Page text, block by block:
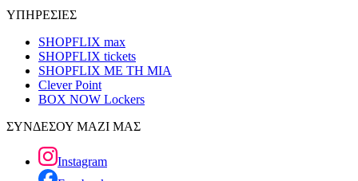
ΥΠΗΡΕΣΙΕΣ
SHOPFLIX max
SHOPFLIX tickets
SHOPFLIX ΜΕ ΤΗ ΜΙΑ
Clever Point
BOX NOW Lockers
ΣΥΝΔΕΣΟΥ ΜΑΖΙ ΜΑΣ
Instagram